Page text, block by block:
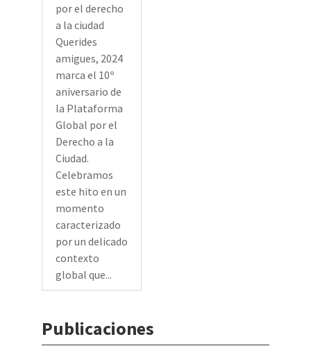
por el derecho
a la ciudad
Querides
amigues, 2024
marca el 10º
aniversario de
la Plataforma
Global por el
Derecho a la
Ciudad.
Celebramos
este hito en un
momento
caracterizado
por un delicado
contexto
global que...
Publicaciones